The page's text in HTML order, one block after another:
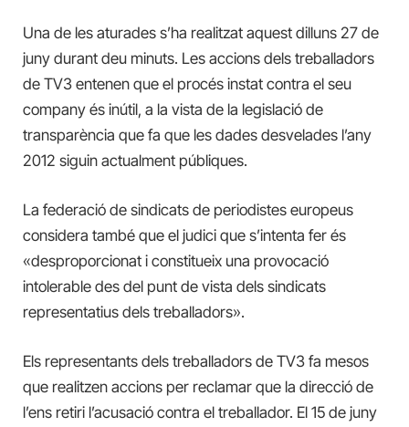
Una de les aturades s’ha realitzat aquest dilluns 27 de
juny durant deu minuts. Les accions dels treballadors
de TV3 entenen que el procés instat contra el seu
company és inútil, a la vista de la legislació de
transparència que fa que les dades desvelades l’any
2012 siguin actualment públiques.
La federació de sindicats de periodistes europeus
considera també que el judici que s’intenta fer és
«desproporcionat i constitueix una provocació
intolerable des del punt de vista dels sindicats
representatius dels treballadors».
Els representants dels treballadors de TV3 fa mesos
que realitzen accions per reclamar que la direcció de
l’ens retiri l’acusació contra el treballador. El 15 de juny